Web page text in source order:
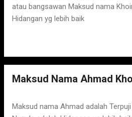
atau bangsawan Maksud nama
Hidangan yg lebih baik
Maksud Nama Ahmad
Maksud nama Ahmad adalah